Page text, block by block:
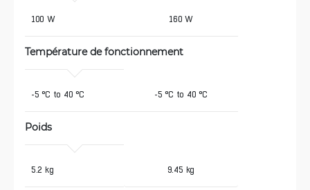
100 W 160 W
Température de fonctionnement
-5 °C to 40 °C -5 °C to 40 °C
Poids
5.2 kg 9.45 kg